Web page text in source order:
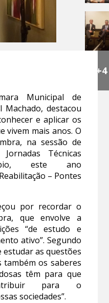
+4
Municipal de
Machado, destacou
e aplicar os
vivem mais anos. O
na sessão de
Técnicas
este ano
– Pontes
por recordar o
que envolve a
“de estudo e
ativo”. Segundo
as questões
também os saberes
têm para que
para o
sociedades”.